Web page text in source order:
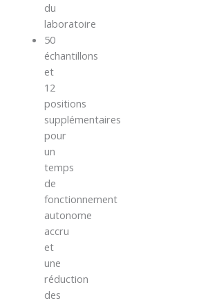
du
laboratoire
50
échantillons
et
12
positions
supplémentaires
pour
un
temps
de
fonctionnement
autonome
accru
et
une
réduction
des